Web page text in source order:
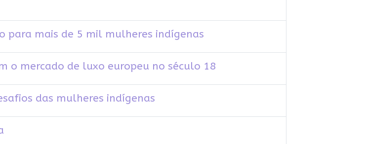
para mais de 5 mil mulheres indígenas
o mercado de luxo europeu no século 18
das mulheres indígenas